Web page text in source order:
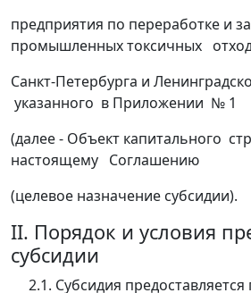
предприятия по переработке и
промышленных токсичных
Санкт-Петербурга и
указанного в Приложении № 1
(далее - Объект капитального
настоящему Соглашению
(целевое назначение субсидии).
II. Порядок и условия
субсидии
2.1. Субсидия